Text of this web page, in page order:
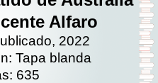
Alfaro
2022
Tapa blanda
635